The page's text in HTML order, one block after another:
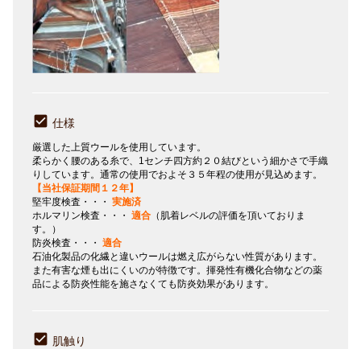
仕様
厳選した上質ウールを使用しています。
柔らかく腰のある糸で、1センチ四方約２０結びという細かさで手織
りしています。通常の使用でおよそ３５年程の使用が見込めます。
【当社保証期間１２年】
堅牢度検査・・・ 実施済
ホルマリン検査・・・ 適合 （肌着レベルの評価を頂いておりま
す。）
防炎検査・・・ 適合
石油化製品の化繊と違いウールは燃え広がらない性質があります。
また有害な煙も出にくいのが特徴です。揮発性有機化合物などの薬
品による防炎性能を施さなくても防炎効果があります。
肌触り